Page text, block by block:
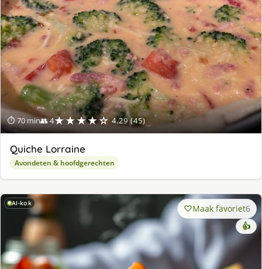
⏱ 70 min👥 4★★★★☆ 4.29 (45)
Quiche Lorraine
Avondeten & hoofdgerechten
AI-kok Maak favoriet6
👍